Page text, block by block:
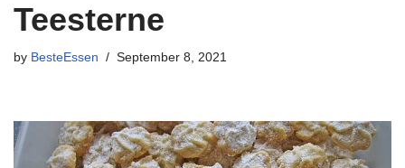
Teesterne
by BesteEssen September 8, 2021